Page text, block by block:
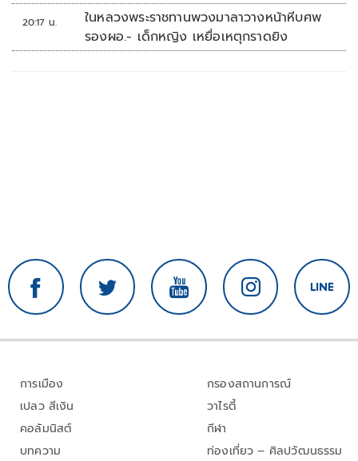
20:17 น.
ในหลวงพระราชทานพวงมาลาวางหน้าหีบศพ
รองผอ.- เด็กหญิง เหยื่อเหตุกราดยิง
การเมือง
เปลว สีเงิน
คอลัมนิสต์
บทความ
กรองสถานการณ์
วาไรตี้
กีฬา
ท่องเที่ยว – ศิลปวัฒนธรรม